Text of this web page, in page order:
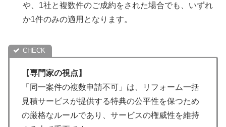
や、1社と複数件のご成約をされた場合でも、いずれ
か1件のみの適用となります。
【専門家の視点】
「同一案件の複数申請不可」は、リフォーム一括
見積サービスが提供する特典の公平性を保つため
の厳格なルールであり、サービスの権威性を維持